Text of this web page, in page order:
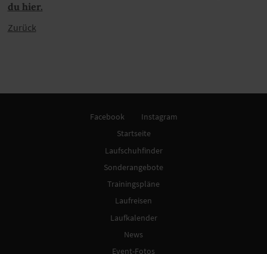
du hier.
Zurück
Facebook
Instagram
Startseite
Laufschuhfinder
Sonderangebote
Trainingspläne
Laufreisen
Laufkalender
News
Event-Fotos